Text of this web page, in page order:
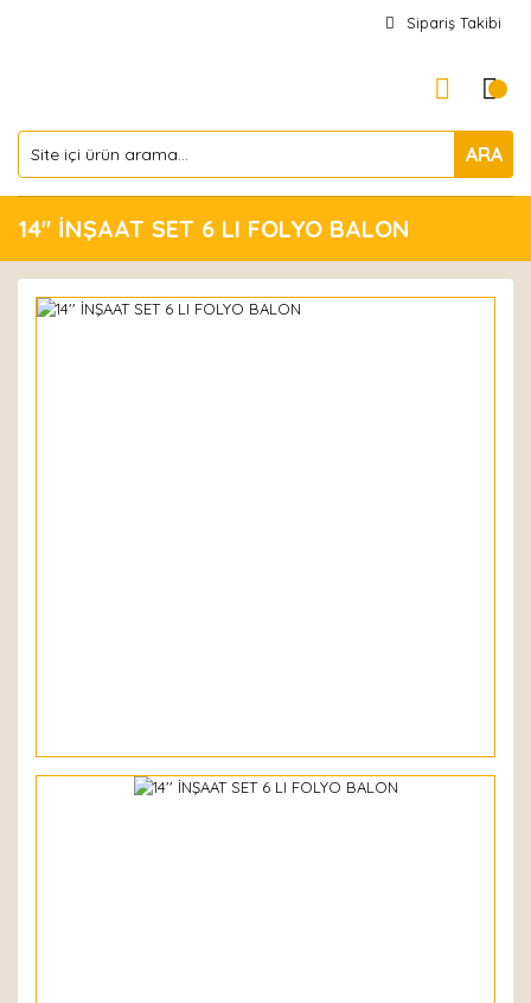
Sipariş Takibi
ARA
14'' İNŞAAT SET 6 LI FOLYO BALON